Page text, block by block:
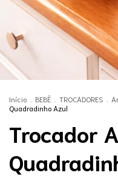
Início BEBÊ TROCADORES
Quadradinho Azul
Trocador